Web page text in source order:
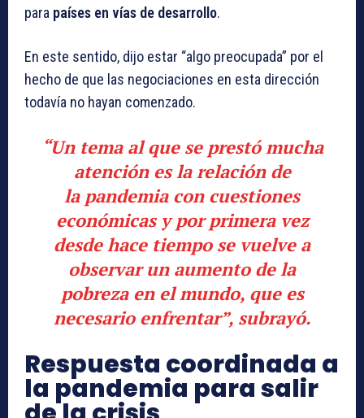
para países en vías de desarrollo.
En este sentido, dijo estar “algo preocupada” por el
hecho de que las negociaciones en esta dirección
todavía no hayan comenzado.
“Un tema al que se prestó mucha
atención es la relación de
la pandemiacon cuestiones
económicas y por primera vez
desde hace tiempo se vuelve a
observar un aumento de la
pobreza en el mundo, que es
necesario enfrentar”, subrayó.
Respuesta coordinada a
la pandemia para salir